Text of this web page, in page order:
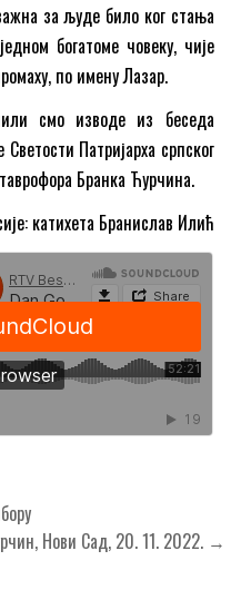
за људе било ког стања
богатоме човеку, чије
по имену Лазар.
смо изводе из беседа
Патријарха српског
Бранка Ћурчина.
катихета Бранислав Илић
Нови Сад, 20. 11. 2022. →